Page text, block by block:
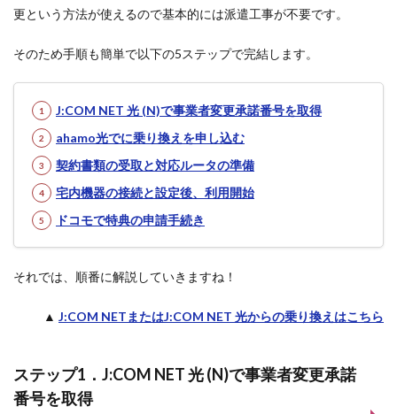
更という方法が使えるので基本的には派遣工事が不要です。
そのため手順も簡単で以下の5ステップで完結します。
J:COM NET 光 (N)で事業者変更承諾番号を取得
ahamo光でに乗り換えを申し込む
契約書類の受取と対応ルータの準備
宅内機器の接続と設定後、利用開始
ドコモで特典の申請手続き
それでは、順番に解説していきますね！
▲ J:COM NETまたはJ:COM NET 光からの乗り換えはこちら
ステップ1．J:COM NET 光 (N)で事業者変更承諾
番号を取得